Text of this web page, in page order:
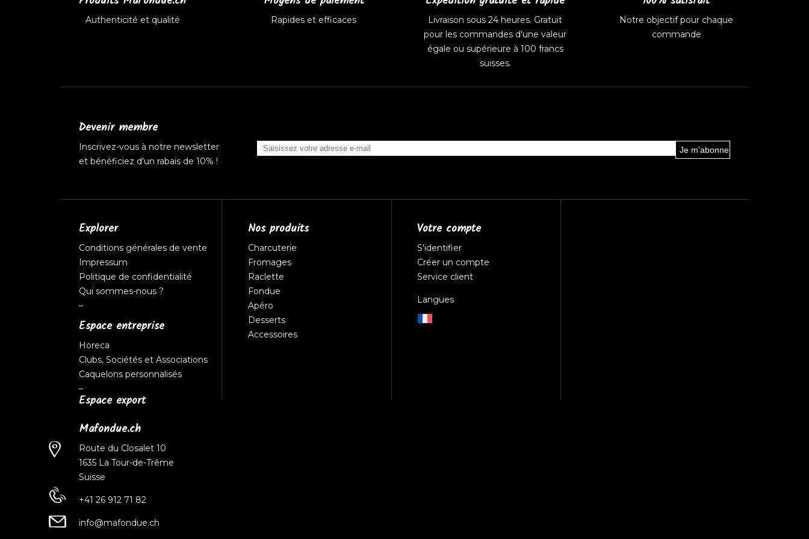
Authenticité et qualité Rapides et efficaces
Livraison sous 24 heures. Gratuit
pour les commandes d'une valeur
égale ou supérieure à 100 francs
suisses.
Notre objectif pour chaque
commande
Devenir membre
Inscrivez-vous à notre newsletter
et bénéficiez d'un rabais de 10% !
Explorer
Conditions générales de vente
Impressum
Politique de confidentialité
Qui sommes-nous ?
–
Espace entreprise
Horeca
Clubs, Sociétés et Associations
Caquelons personnalisés
–
Espace export
Nos produits
Charcuterie
Fromages
Raclette
Fondue
Apéro
Desserts
Accessoires
Votre compte
S'identifier
Créer un compte
Service client
Langues
Mafondue.ch
Route du Closalet 10
1635 La Tour-de-Trême
Suisse
+41 26 912 71 82
info@mafondue.ch